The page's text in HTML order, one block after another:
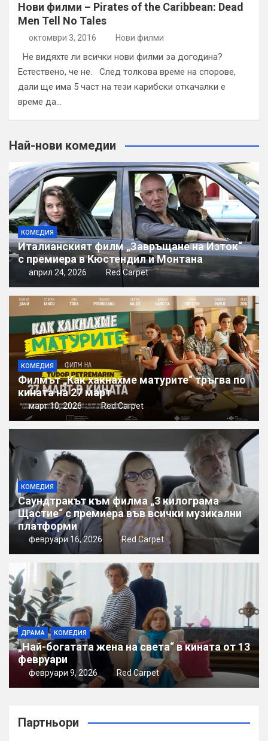
Нови филми – Pirates of the Caribbean: Dead
Men Tell No Tales
октомври 3, 2016 Нови филми
Не видяхте ли всички нови филми за догодина?
Естествено, че не. След толкова време на спорове,
дали ще има 5 част на тези карибски откачалки е
време да…
Най-нови комедии
КОМЕДИЯ
Италианският филм „Завръщане на Изток“
с премиера в Кюстендил и Монтана
април 24, 2026 Red Carpet
КОМЕДИЯ
Филмът „Как хакнахме матурите“ тръгва по
кината на 27 март
март 10, 2026 Red Carpet
КОМЕДИЯ
Саундтракът към филма „3 килограма
Щастие“ с премиера във всички музикални
платформи
февруари 16, 2026 Red Carpet
ДРАМА КОМЕДИЯ
„Най-богатата жена на света“ в кината от 13
февруари
февруари 9, 2026 Red Carpet
Партньори